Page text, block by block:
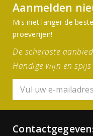
Aanmelden
Mis niet langer de
proeverijen!
De scherpste
Handige wijn en